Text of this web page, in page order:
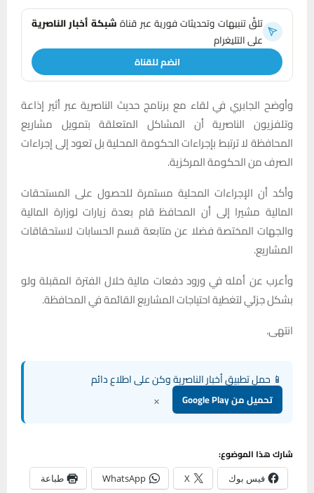
تلقَّ تنبيهات وتحديثات فورية عبر قناةشبكة أخبار الناصرية
على التليغرام
انضم للقناة
وأوضح الجابري في لقاء مع برنامج حديث الناصرية عبر أثير إذاعة
وتلفزيون الناصرية أن المشاكل المتعلقة بتمويل مشاريع
المحافظة لا ترتبط بإجراءات الحكومة المحلية بل تعود إلى إجراءات
الصرف من الحكومة المركزية.
وأكد أن الإجراءات المحلية مستمرة للحصول على المستحقات
المالية مشيرا إلى أن المحافظ قام بعدة زيارات لوزارة المالية
والجهات المختصة فضلا عن متابعة قسم الحسابات لاستحقاقات
المشاريع.
وأعرب عن أمله في ورود دفعات مالية خلال الفترة المقبلة ولو
بشكل جزئي لتغطية احتياجات المشاريع القائمة في المحافظة.
انتهى.
📱 حمل تطبيق أخبار الناصرية وكن على اطلاع دائم
تحميل من Google Play ×
شارك هذا الموضوع:
فيس بوك X
WhatsApp طباعة